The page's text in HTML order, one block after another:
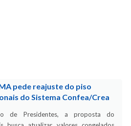
pede reajuste do piso
do Sistema Confea/Crea
de Presidentes, a proposta do